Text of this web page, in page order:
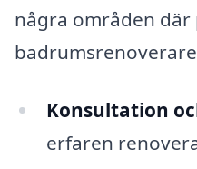
några områden där
Konsultation
erfaren